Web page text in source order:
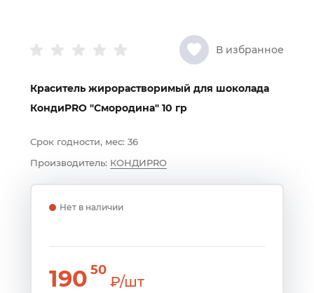
В избранное
Краситель жирорастворимый для шоколада
КондиPRO "Смородина" 10 гр
Срок годности, мес: 36
Производитель: КОНДИPRO
Нет в наличии
19050
₽/шт